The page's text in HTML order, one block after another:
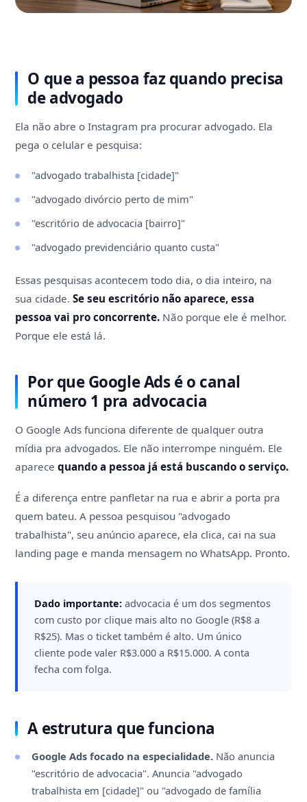
O que a pessoa faz quando precisa
de advogado
Ela não abre o Instagram pra procurar advogado. Ela
pega o celular e pesquisa:
"advogado trabalhista [cidade]"
"advogado divórcio perto de mim"
"escritório de advocacia [bairro]"
"advogado previdenciário quanto custa"
Essas pesquisas acontecem todo dia, o dia inteiro, na
sua cidade.Se seu escritório não aparece, essa
pessoa vai pro concorrente. Não porque ele é melhor.
Porque ele está lá.
Por que Google Ads é o canal
número 1 pra advocacia
O Google Ads funciona diferente de qualquer outra
mídia pra advogados. Ele não interrompe ninguém. Ele
aparecequando a pessoa já está buscando o serviço.
É a diferença entre panfletar na rua e abrir a porta pra
quem bateu. A pessoa pesquisou "advogado
trabalhista", seu anúncio aparece, ela clica, cai na sua
landing page e manda mensagem no WhatsApp. Pronto.
Dado importante: advocacia é um dos segmentos
com custo por clique mais alto no Google (R$8 a
R$25). Mas o ticket também é alto. Um único
cliente pode valer R$3.000 a R$15.000. A conta
fecha com folga.
A estrutura que funciona
Google Ads focado na especialidade. Não anuncia
"escritório de advocacia". Anuncia "advogado
trabalhista em [cidade]" ou "advogado de família